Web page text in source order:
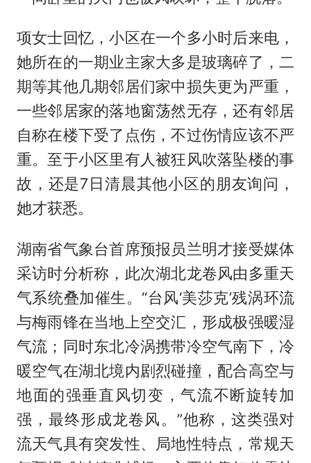
项女士回忆，小区在一个多小时后来电，
她所在的一期业主家大多是玻璃碎了，二
期等其他几期邻居们家中损失更为严重，
一些邻居家的落地窗荡然无存，还有邻居
自称在楼下受了点伤，不过伤情应该不严
重。至于小区里有人被狂风吹落坠楼的事
故，还是7日清晨其他小区的朋友询问，
她才获悉。
湖南省气象台首席预报员兰明才接受媒体
采访时分析称，此次湖北龙卷风由多重天
气系统叠加催生。“台风‘美莎克’残涡环流
与梅雨锋在当地上空交汇，形成极强暖湿
气流；同时东北冷涡携带冷空气南下，冷
暖空气在湖北境内剧烈碰撞，配合高空与
地面的强垂直风切变，气流不断旋转加
强，最终形成龙卷风。”他称，这类强对
流天气具有突发性、局地性特点，常规天